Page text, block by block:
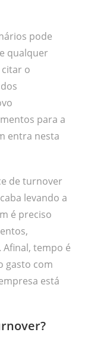
pode
qualquer
o
para a
entra nesta
de turnover
levando a
é preciso
tempo é
gasto com
está